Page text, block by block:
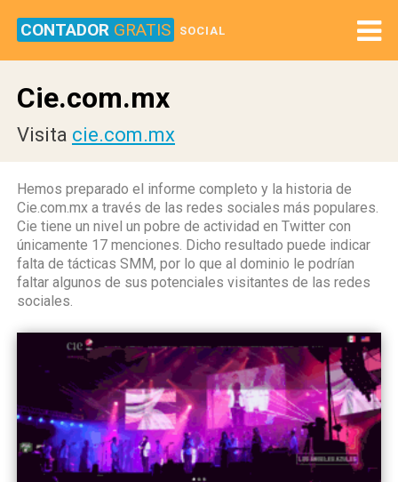
CONTADOR GRATIS SOCIAL
Cie.com.mx
Visita cie.com.mx
Hemos preparado el informe completo y la historia de
Cie.com.mx a través de las redes sociales más populares.
Cie tiene un nivel un pobre de actividad en Twitter con
únicamente 17 menciones. Dicho resultado puede indicar
falta de tácticas SMM, por lo que al dominio le podrían
faltar algunos de sus potenciales visitantes de las redes
sociales.